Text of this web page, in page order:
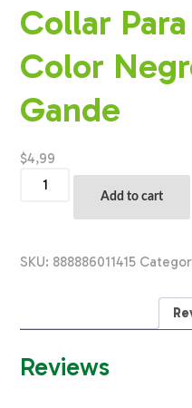
Collar
Color
Gande
$4,99
Para
DOCO
Add to cart
SKU: 888886011415
Reviews